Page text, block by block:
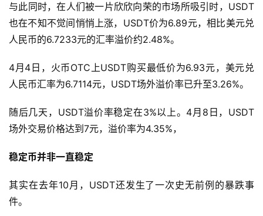
与此同时，在人们被一片欣欣向荣的市场所吸引时，USDT
也在不知不觉间悄悄上涨，USDT价为6.89元，相比美元兑
人民币的6.7233元的汇率溢价约2.48%。
4月4日，火币OTC上USDT购买最低价为6.93元，美元兑
人民币汇率为6.7114元，USDT场外溢价率已升至3.26%。
随后几天，USDT溢价率稳定在3%以上。4月8日，USDT
场外交易价格达到7元，溢价率为4.35%，
稳定币并非一直稳定
其实在去年10月，USDT还发生了一次史无前例的暴跌事
件。